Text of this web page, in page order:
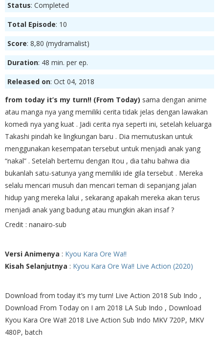
Status: Completed
Total Episode: 10
Score: 8,80 (mydramalist)
Duration: 48 min. per ep.
Released on: Oct 04, 2018
from today it’s my turn!! (From Today) sama dengan anime
atau manga nya yang memiliki cerita tidak jelas dengan lawakan
komedi nya yang kuat . Jadi cerita nya seperti ini, setelah keluarga
Takashi pindah ke lingkungan baru . Dia memutuskan untuk
menggunakan kesempatan tersebut untuk menjadi anak yang
“nakal” . Setelah bertemu dengan Itou , dia tahu bahwa dia
bukanlah satu-satunya yang memiliki ide gila tersebut . Mereka
selalu mencari musuh dan mencari teman di sepanjang jalan
hidup yang mereka lalui , sekarang apakah mereka akan terus
menjadi anak yang badung atau mungkin akan insaf ?
Credit : nanairo-sub
Versi Animenya : Kyou Kara Ore Wa!!
Kisah Selanjutnya : Kyou Kara Ore Wa!! Live Action (2020)
Download from today it’s my turn! Live Action 2018 Sub Indo ,
Download From Today on I am 2018 LA Sub Indo , Download
Kyou Kara Ore Wa!! 2018 Live Action Sub Indo MKV 720P, MKV
480P, batch